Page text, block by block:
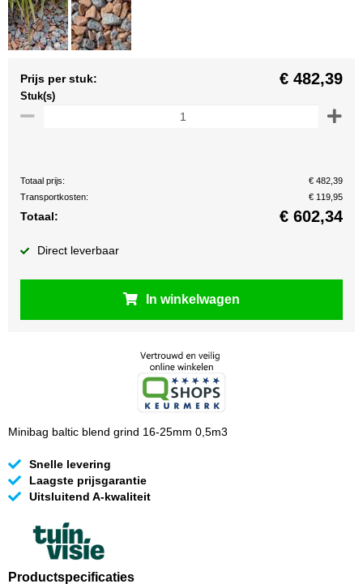
Prijs per stuk: € 482,39
Stuk(s)
Totaal prijs:
€ 482,39
Transportkosten:
€ 119,95
Totaal: € 602,34
Direct leverbaar
In winkelwagen
Minibag baltic blend grind 16-25mm 0,5m3
Snelle levering
Laagste prijsgarantie
Uitsluitend A-kwaliteit
Productspecificaties